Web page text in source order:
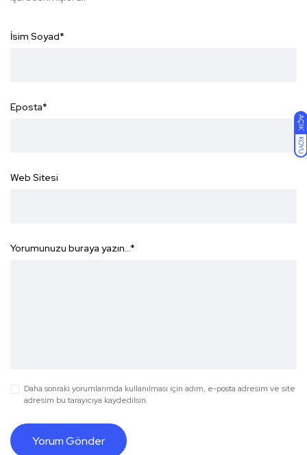
AÇIK
KOYU
İsim Soyad*
Eposta*
Web Sitesi
Yorumunuzu buraya yazın...*
Daha sonraki yorumlarımda kullanılması için adım, e-posta adresim ve site
adresim bu tarayıcıya kaydedilsin.